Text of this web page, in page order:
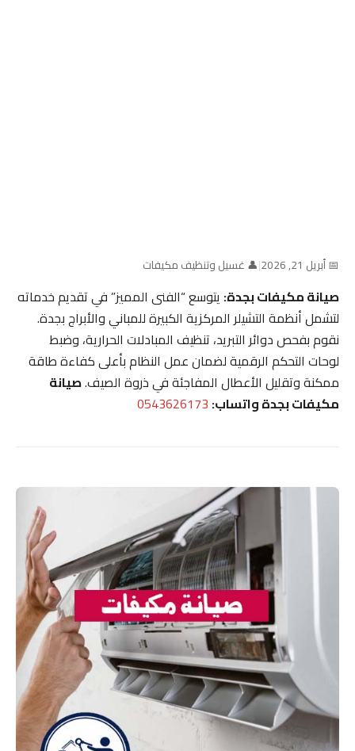
📅 أبريل 21, 2026 |👤 غسيل وتنظيف مكيفات
صيانة مكيفات بجدة:يتوسع “الفنى المميز” في تقديم خدماته
لتشمل أنظمة التشيلر المركزية الكبيرة للمباني والأبراج بجدة.
نقوم بفحص دوائر التبريد، تنظيف المبادلات الحرارية، وضبط
لوحات التحكم الرقمية لضمان عمل النظام بأعلى كفاءة طاقة
ممكنة وتقليل الأعطال المفاجئة في ذروة الصيف.صيانة
مكيفات بجدة واتساب:0543626173